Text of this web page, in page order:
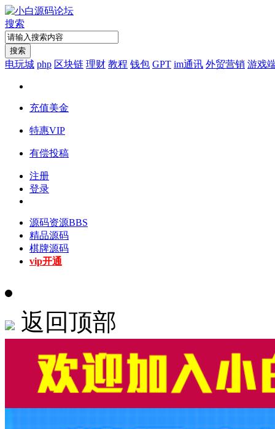
搜索
搜索
电玩城 php 区块链 理财 教程 钱包 GPT im通讯 外贸营销 游戏
充值美金
特惠VIP
有偿投稿
注册
登录
源码资源BBS
精品源码
棋牌源码
vip开通
返回顶部